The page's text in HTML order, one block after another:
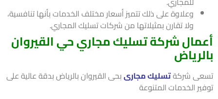
وعلاوة على ذلك تتميز أسعار مختلف الخدمات بأنها تنافسية،
ولا تقارن بمثيلاتها من شركات تسليك المجاري.
شركة تسليك مجاري حي القيروان
شركةتسليك مجارىبحى القيروان بالرياض بدقة عالية على
الخدمات المتنوعة